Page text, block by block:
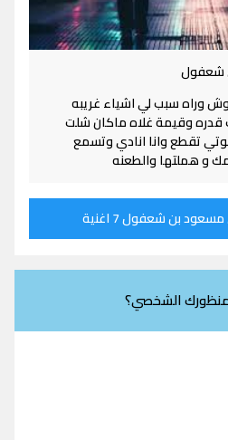
شعفول
وراه سبب لي اشياء غريبه
قدره وقيمة غلاه ماكان شلت
تقطع وانا انادي وتسمع
و هملتها والطعنه
بن شعفول 7 اغنية
الشخصي؟